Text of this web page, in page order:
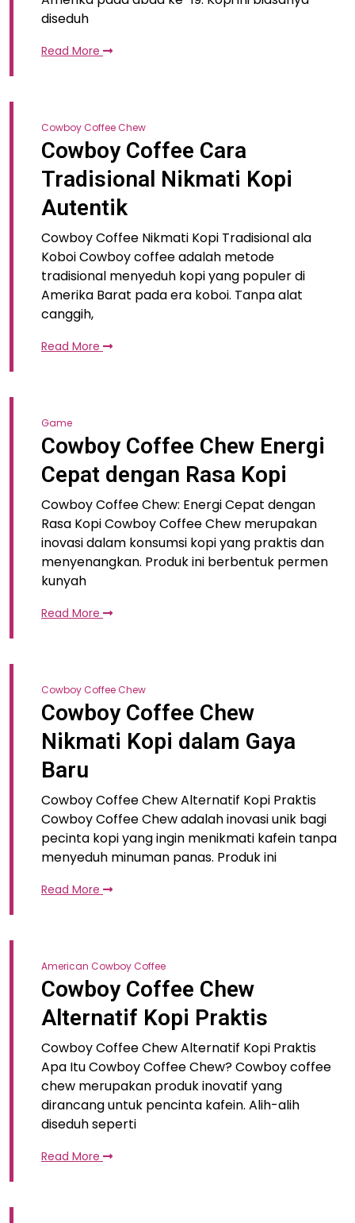
diseduh
Read More
Cowboy Coffee Chew
Cowboy Coffee Cara
Tradisional Nikmati Kopi
Autentik
Cowboy Coffee Nikmati Kopi Tradisional ala
Koboi Cowboy coffee adalah metode
tradisional menyeduh kopi yang populer di
Amerika Barat pada era koboi. Tanpa alat
canggih,
Read More
Game
Cowboy Coffee Chew Energi
Cepat dengan Rasa Kopi
Cowboy Coffee Chew: Energi Cepat dengan
Rasa Kopi Cowboy Coffee Chew merupakan
inovasi dalam konsumsi kopi yang praktis dan
menyenangkan. Produk ini berbentuk permen
kunyah
Read More
Cowboy Coffee Chew
Cowboy Coffee Chew
Nikmati Kopi dalam Gaya
Baru
Cowboy Coffee Chew Alternatif Kopi Praktis
Cowboy Coffee Chew adalah inovasi unik bagi
pecinta kopi yang ingin menikmati kafein tanpa
menyeduh minuman panas. Produk ini
Read More
American Cowboy Coffee
Cowboy Coffee Chew
Alternatif Kopi Praktis
Cowboy Coffee Chew Alternatif Kopi Praktis
Apa Itu Cowboy Coffee Chew? Cowboy coffee
chew merupakan produk inovatif yang
dirancang untuk pencinta kafein. Alih-alih
diseduh seperti
Read More